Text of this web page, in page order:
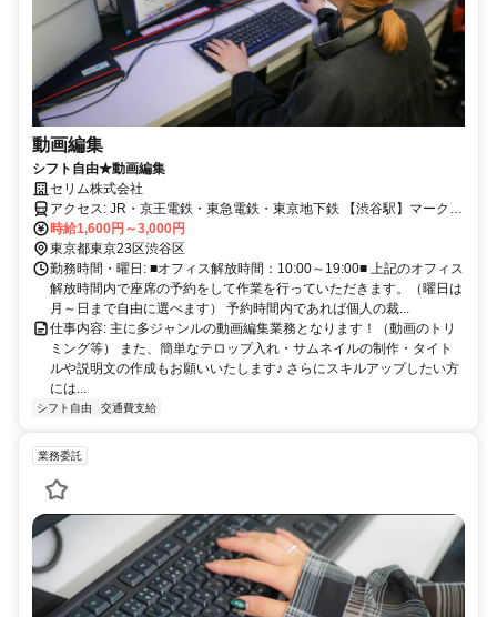
動画編集
シフト自由★動画編集
セリム株式会社
アクセス: JR・京王電鉄・東急電鉄・東京地下鉄 【渋谷駅】マークシ
ティより徒歩5分 京王電鉄井の頭線 【神泉駅】徒歩3分
時給1,600円～3,000円
東京都東京23区渋谷区
勤務時間・曜日: ■オフィス解放時間：10:00～19:00■ 上記のオフィス
解放時間内で座席の予約をして作業を行っていただきます。（曜日は
月～日まで自由に選べます） 予約時間内であれば個人の裁...
仕事内容: 主に多ジャンルの動画編集業務となります！（動画のトリ
ミング等） また、簡単なテロップ入れ・サムネイルの制作・タイト
ルや説明文の作成もお願いいたします♪ さらにスキルアップしたい方
には...
シフト自由 交通費支給
業務委託